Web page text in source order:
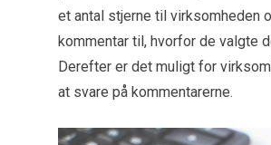
et antal stjerne til virksomheden
kommentar til, hvorfor de valgte
Derefter er det muligt for
at svare på kommentarerne.